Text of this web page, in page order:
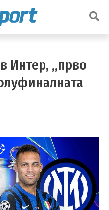
Интер, „прво